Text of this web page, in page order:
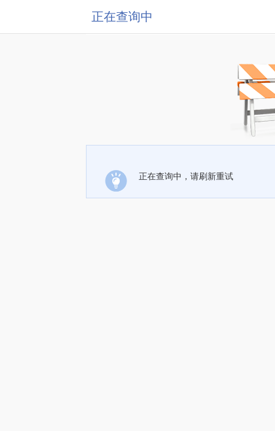
正在查询中
正在查询中，请刷新重试